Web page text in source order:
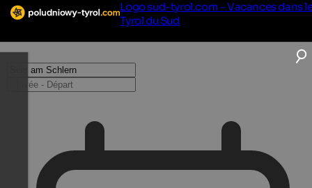
Logo sud-tyrol.com - Vacances dans
Tyrol du Sud